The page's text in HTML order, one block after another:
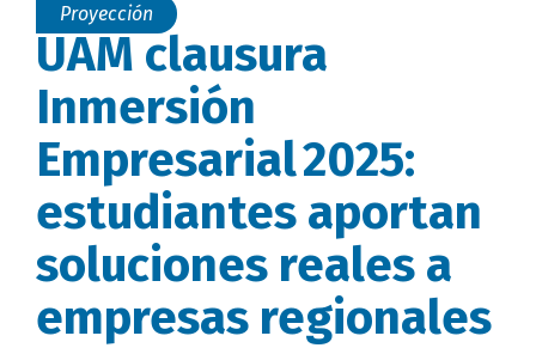
Proyección
UAM clausura
Inmersión
Empresarial 2025:
estudiantes aportan
soluciones reales a
empresas regionales